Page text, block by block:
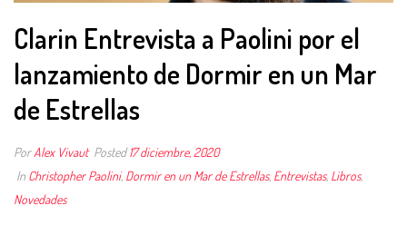
Clarin Entrevista a Paolini por el
lanzamiento de Dormir en un Mar
de Estrellas
PorAlex Vivaut Posted17 diciembre, 2020
In Christopher Paolini, Dormir en un Mar de Estrellas, Entrevistas, Libros,
Novedades